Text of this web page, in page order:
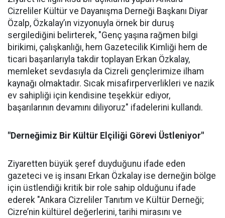
Cizreliler Kültür ve Dayanışma Derneği Başkanı Diyar
Özalp, Özkalay’ın vizyonuyla örnek bir duruş
sergilediğini belirterek, "Genç yaşına rağmen bilgi
birikimi, çalışkanlığı, hem Gazetecilik Kimliği hem de
ticari başarılarıyla takdir toplayan Erkan Özkalay,
memleket sevdasıyla da Cizreli gençlerimize ilham
kaynağı olmaktadır. Sıcak misafirperverlikleri ve nazik
ev sahipliği için kendisine teşekkür ediyor,
başarılarının devamını diliyoruz" ifadelerini kullandı.
"Derneğimiz Bir Kültür Elçiliği Görevi Üstleniyor"
Ziyaretten büyük şeref duyduğunu ifade eden
gazeteci ve iş insanı Erkan Özkalay ise derneğin bölge
için üstlendiği kritik bir role sahip olduğunu ifade
ederek "Ankara Cizreliler Tanıtım ve Kültür Derneği;
Cizre’nin kültürel değerlerini, tarihi mirasını ve